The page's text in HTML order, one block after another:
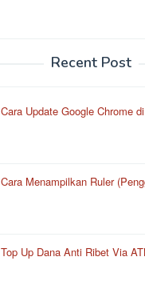
Recent Post
Cara Update Google Chrome
Cara Menampilkan Ruler
Top Up Dana Anti Ribet Via